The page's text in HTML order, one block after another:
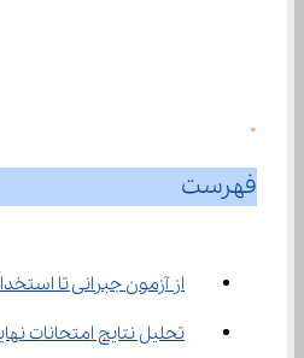
0
فهرست
از آزمون جبرانی تا
تحلیل نتایج امتحانات